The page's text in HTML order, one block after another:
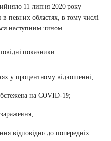
11 липня 2020 року
в певних областях, в тому числі
наступним чином.
показники:
у процентному відношенні;
на COVID-19;
відповідно до попередніх